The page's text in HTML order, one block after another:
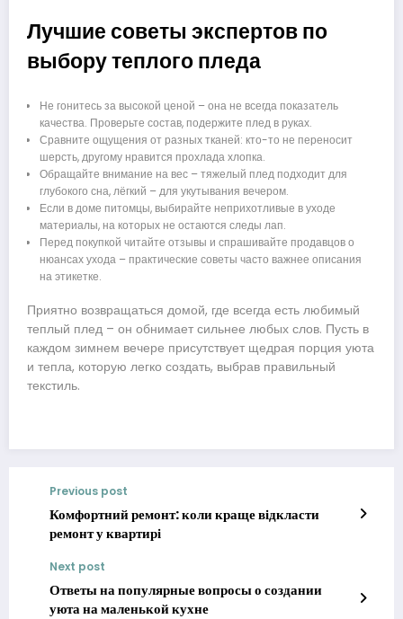
Лучшие советы экспертов по
выбору теплого пледа
Не гонитесь за высокой ценой – она не всегда показатель
качества. Проверьте состав, подержите плед в руках.
Сравните ощущения от разных тканей: кто-то не переносит
шерсть, другому нравится прохлада хлопка.
Обращайте внимание на вес – тяжелый плед подходит для
глубокого сна, лёгкий – для укутывания вечером.
Если в доме питомцы, выбирайте неприхотливые в уходе
материалы, на которых не остаются следы лап.
Перед покупкой читайте отзывы и спрашивайте продавцов о
нюансах ухода – практические советы часто важнее описания
на этикетке.
Приятно возвращаться домой, где всегда есть любимый
теплый плед – он обнимает сильнее любых слов. Пусть в
каждом зимнем вечере присутствует щедрая порция уюта
и тепла, которую легко создать, выбрав правильный
текстиль.
Previous post
Комфортний ремонт: коли краще відкласти
ремонт у квартирі
Next post
Ответы на популярные вопросы о создании
уюта на маленькой кухне